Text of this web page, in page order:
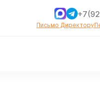
Письмо Директору